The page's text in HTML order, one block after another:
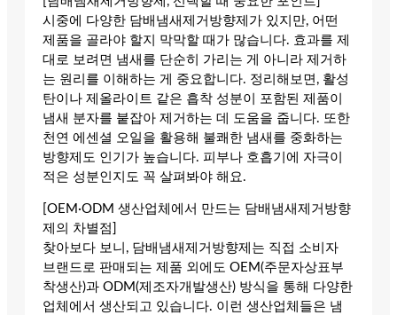
시중에 다양한 담배냄새제거방향제가 있지만, 어떤
제품을 골라야 할지 막막할 때가 많습니다. 효과를 제
대로 보려면 냄새를 단순히 가리는 게 아니라 제거하
는 원리를 이해하는 게 중요합니다. 정리해보면, 활성
탄이나 제올라이트 같은 흡착 성분이 포함된 제품이
냄새 분자를 붙잡아 제거하는 데 도움을 줍니다. 또한
천연 에센셜 오일을 활용해 불쾌한 냄새를 중화하는
방향제도 인기가 높습니다. 피부나 호흡기에 자극이
적은 성분인지도 꼭 살펴봐야 해요.
[OEM·ODM 생산업체에서 만드는 담배냄새제거방향
제의 차별점]
찾아보다 보니, 담배냄새제거방향제는 직접 소비자
브랜드로 판매되는 제품 외에도 OEM(주문자상표부
착생산)과 ODM(제조자개발생산) 방식을 통해 다양한
업체에서 생산되고 있습니다. 이런 생산업체들은 냄